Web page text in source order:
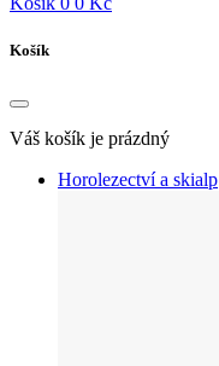
Košík
Váš košík je prázdný
Horolezectví a skialp